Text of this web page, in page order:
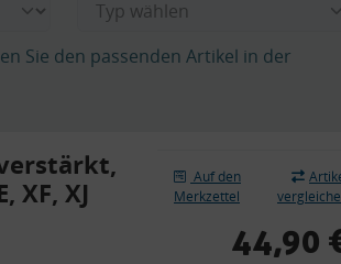
Sie den passenden Artikel in der
XF, XJ
Auf den
Merkzettel
44,90